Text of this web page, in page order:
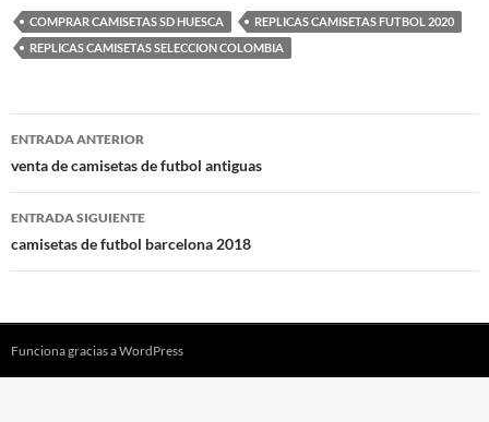
COMPRAR CAMISETAS SD HUESCA
REPLICAS CAMISETAS FUTBOL 2020
REPLICAS CAMISETAS SELECCION COLOMBIA
Navegación
de
entradas
ENTRADA ANTERIOR
venta de camisetas de futbol antiguas
ENTRADA SIGUIENTE
camisetas de futbol barcelona 2018
Funciona gracias a WordPress